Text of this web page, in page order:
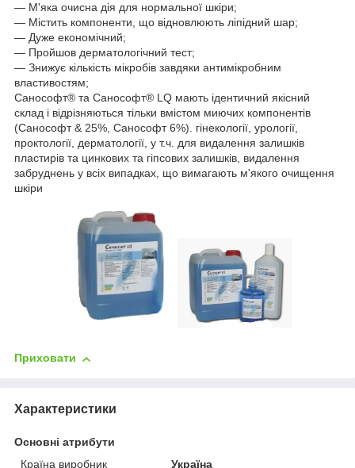
― М'яка очисна дія для нормальної шкіри;
― Містить компоненти, що відновлюють ліпідний шар;
― Дуже економічний;
― Пройшов дерматологічний тест;
― Знижує кількість мікробів завдяки антимікробним
властивостям;
Санософт® та Санософт® LQ мають ідентичний якісний
склад і відрізняються тільки вмістом миючих компонентів
(Санософт & 25%, Санософт 6%). гінекології, урології,
проктології, дерматології, у т.ч. для видалення залишків
пластирів та цинкових та гіпсових залишків, видалення
забруднень у всіх випадках, що вимагають м'якого очищення
шкіри
Приховати
Характеристики
Основні атрибути
Країна виробник
Україна